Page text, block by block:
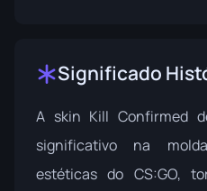
Significado
A skin Kill Confirmed
significativo na
estéticas do CS:GO,